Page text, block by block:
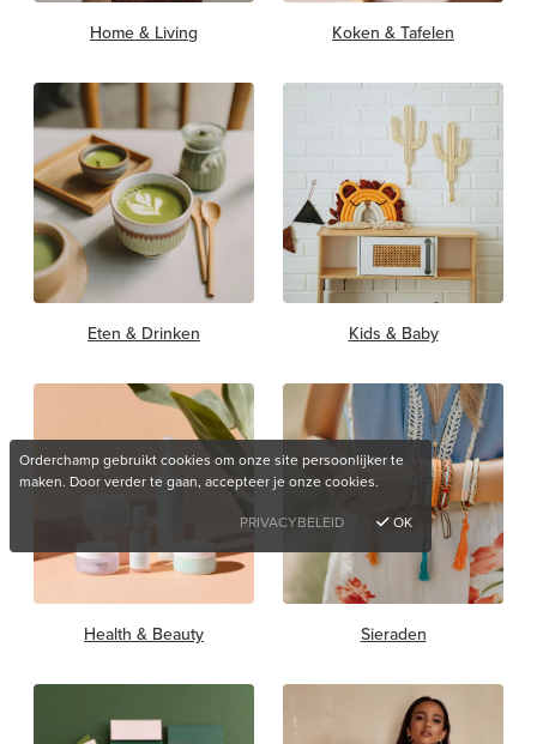
Home & Living Koken & Tafelen
Eten & Drinken Kids & Baby
Health & Beauty Sieraden
Orderchamp gebruikt cookies om onze site persoonlijker te
maken. Door verder te gaan, accepteer je onze cookies.
PRIVACYBELEID
OK